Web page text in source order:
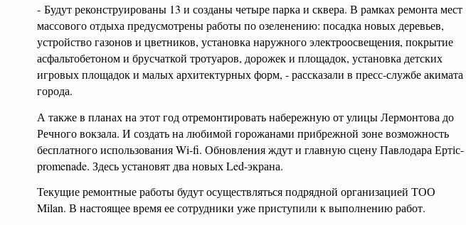
- Будут реконструированы 13 и созданы четыре парка и сквера. В рамках ремонта мест
массового отдыха предусмотрены работы по озеленению: посадка новых деревьев,
устройство газонов и цветников, установка наружного электроосвещения, покрытие
асфальтобетоном и брусчаткой тротуаров, дорожек и площадок, установка детских
игровых площадок и малых архитектурных форм, - рассказали в пресс-службе акимата
города.
А также в планах на этот год отремонтировать набережную от улицы Лермонтова до
Речного вокзала. И создать на любимой горожанами прибрежной зоне возможность
бесплатного использования Wi-fi. Обновления ждут и главную сцену Павлодара Ертіс-
promenade. Здесь установят два новых Led-экрана.
Текущие ремонтные работы будут осуществляться подрядной организацией ТОО
Milan. В настоящее время ее сотрудники уже приступили к выполнению работ.